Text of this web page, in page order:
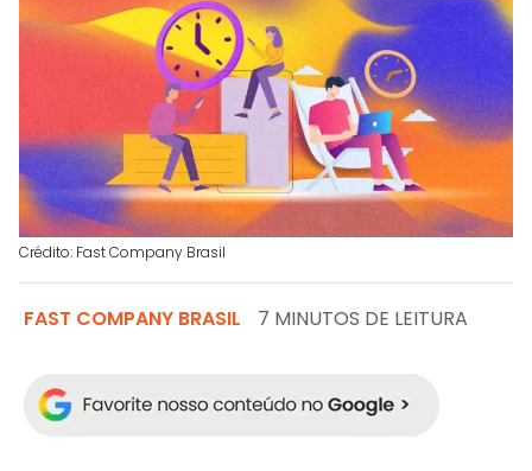
Crédito: Fast Company Brasil
FAST COMPANY BRASIL 7 MINUTOS DE LEITURA